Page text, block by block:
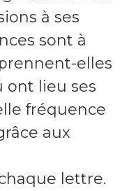
à ses
sont à
elles
ont lieu ses
fréquence
aux
lettre.